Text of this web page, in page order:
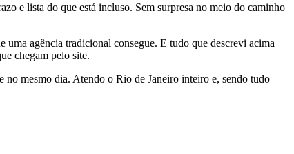
e lista do que está incluso. Sem surpresa no meio do caminho
agência tradicional consegue. E tudo que descrevi acima
chegam pelo site.
no mesmo dia. Atendo o Rio de Janeiro inteiro e, sendo tudo